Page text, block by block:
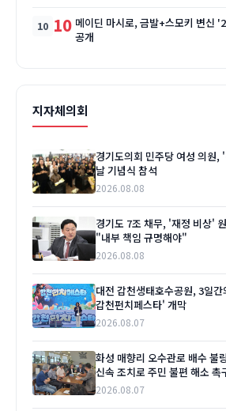
10 메이딘 마시로, 금발+스모키 변신
공개
지자체의회
경기도의회 민주당 여성 의원,
날 기념식 참석
2026.08.08
경기도 7조 채무, '재정 비상'
"내부 책임 규명해야"
2026.08.08
대전 갑천생태호수공원, 3일
갑천펀치페스타' 개막
2026.08.07
화성 매향리 오수관로 배수
신속 조치로 주민 불편 해소 촉
2026.08.07